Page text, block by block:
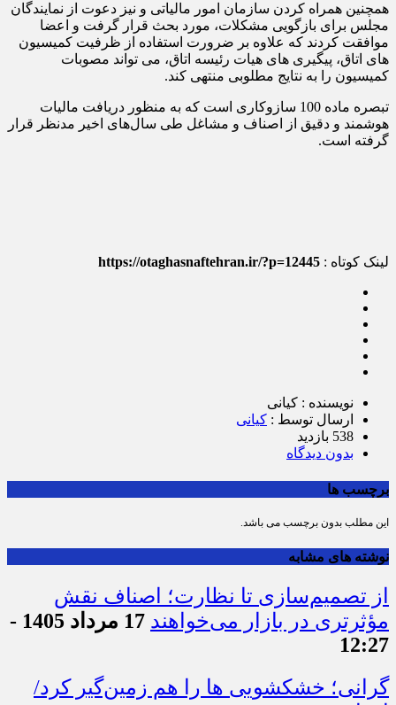
همچنين همراه کردن سازمان امور مالیاتی و نیز دعوت از نمایندگان
مجلس برای بازگویی مشکلات، مورد بحث قرار گرفت و اعضا
موافقت کردند که علاوه بر ضرورت استفاده از ظرفیت کمیسیون
های اتاق، پیگیری های هیات رئیسه اتاق، می تواند مصوبات
کمیسیون را به نتایج مطلوبی منتهی کند.
تبصره ماده 100 سازوکاری است که به منظور دریافت مالیات
هوشمند و دقیق از اصناف و مشاغل طی سال‌های اخیر مدنظر قرار
گرفته است.
لینک کوتاه : https://otaghasnaftehran.ir/?p=12445
نویسنده : کیانی
ارسال توسط : کیانی
538 بازدید
بدون دیدگاه
برچسب ها
این مطلب بدون برچسب می باشد.
نوشته های مشابه
از تصمیم‌سازی تا نظارت؛ اصناف نقش
مؤثرتری در بازار می‌خواهند
17 مرداد 1405 -
12:27
گرانی؛ خشکشویی‌ ها را هم زمین‌گیر کرد/